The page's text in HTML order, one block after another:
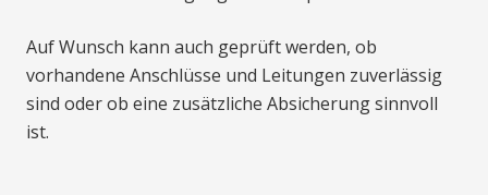
Auf Wunsch kann auch geprüft werden, ob
vorhandene Anschlüsse und Leitungen zuverlässig
sind oder ob eine zusätzliche Absicherung sinnvoll
ist.